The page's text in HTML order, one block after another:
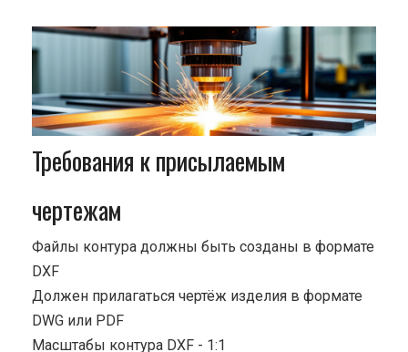
Требования к присылаемым
чертежам
Файлы контура должны быть созданы в формате
DXF
Должен прилагаться чертёж изделия в формате
DWG или PDF
Масштабы контура DXF - 1:1